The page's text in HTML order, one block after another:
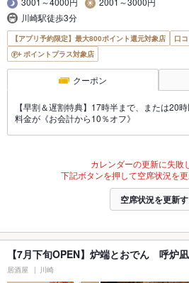
川崎駅徒歩3分
【アプリ予約限定】最大800ポイント還元対象店
口
ポイントプラス対象店
クーポン
【早割＆遅割特典】17時半まで、または20
料金が《お会計から10％オフ》
カレンダーの更新に失敗
下記ボタンを押して空席状況を更
空席状況を更新
【7月下旬OPEN】炉端とおでん 呼炉
居酒屋 川崎